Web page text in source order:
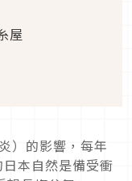
屋
）的影響，每年
本自然是備受衝